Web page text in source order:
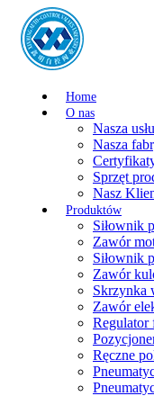
Home
O nas
Nasza
Nasza
Sprzęt
Nasz
Produktów
Siłownik
Zawór
Siłownik
Zawór
Skrzynka
Zawór
Regulator
Ręczne